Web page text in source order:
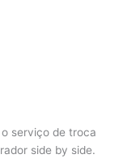
serviço de troca
side by side.